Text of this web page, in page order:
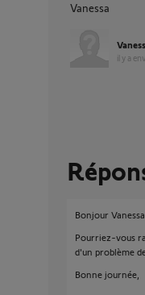
Vanessa
il y a
Bonjour Vanessa,
Pourriez-vous
d'un problème
Bonne journée,